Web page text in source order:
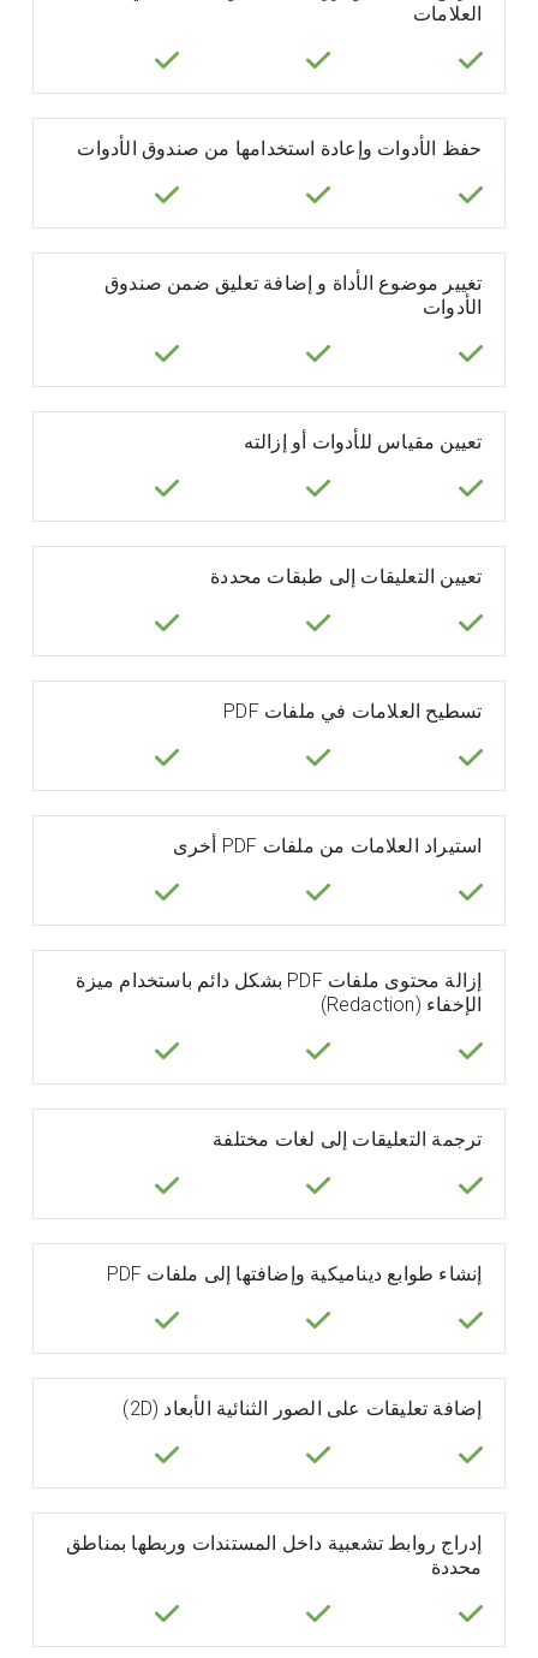
العلامات
حفظ الأدوات وإعادة استخدامها من صندوق الأدوات
تغيير موضوع الأداة و إضافة تعليق ضمن صندوق
الأدوات
تعيين مقياس للأدوات أو إزالته
تعيين التعليقات إلى طبقات محددة
تسطيح العلامات في ملفات PDF
استيراد العلامات من ملفات PDF أخرى
إزالة محتوى ملفات PDF بشكل دائم باستخدام ميزة
الإخفاء (Redaction)
ترجمة التعليقات إلى لغات مختلفة
إنشاء طوابع ديناميكية وإضافتها إلى ملفات PDF
إضافة تعليقات على الصور الثنائية الأبعاد (2D)
إدراج روابط تشعبية داخل المستندات وربطها بمناطق
محددة